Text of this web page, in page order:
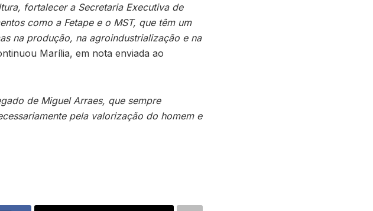
fortalecer a Secretaria Executiva de
como a Fetape e o MST, que têm um
na produção, na agroindustrialização e na
Marília, em nota enviada ao
de Miguel Arraes, que sempre
pela valorização do homem e